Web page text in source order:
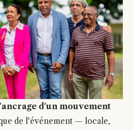
d'un mouvement
de l'événement — locale,